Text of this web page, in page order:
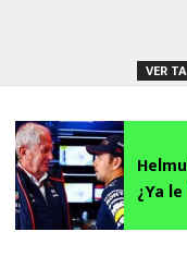
VER
¿Ya